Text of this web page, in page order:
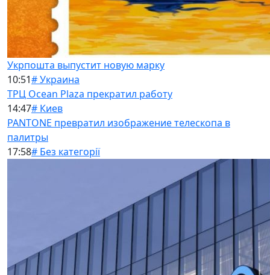
Укрпошта выпустит новую марку
10:51# Украина
ТРЦ Ocean Plaza прекратил работу
14:47# Киев
PANTONE превратил изображение телескопа в
палитры
17:58# Без категорії